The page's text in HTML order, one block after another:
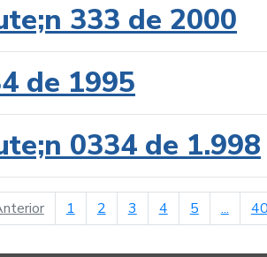
333 de 2000
de 1995
0334 de 1.998
página anterior
1 2 3 4 5 ...